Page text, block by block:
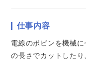
気になることやご質
ご応募心よりお待ち
仕事内容
電線のボビンを機械
の長さでカットしたり